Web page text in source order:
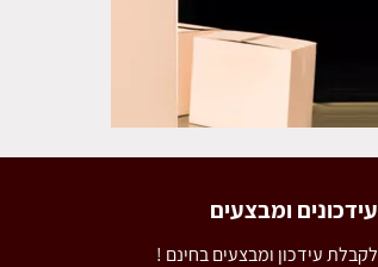
עידכונים ומבצעים
לקבלת עידכון ומבצעים בחינם !